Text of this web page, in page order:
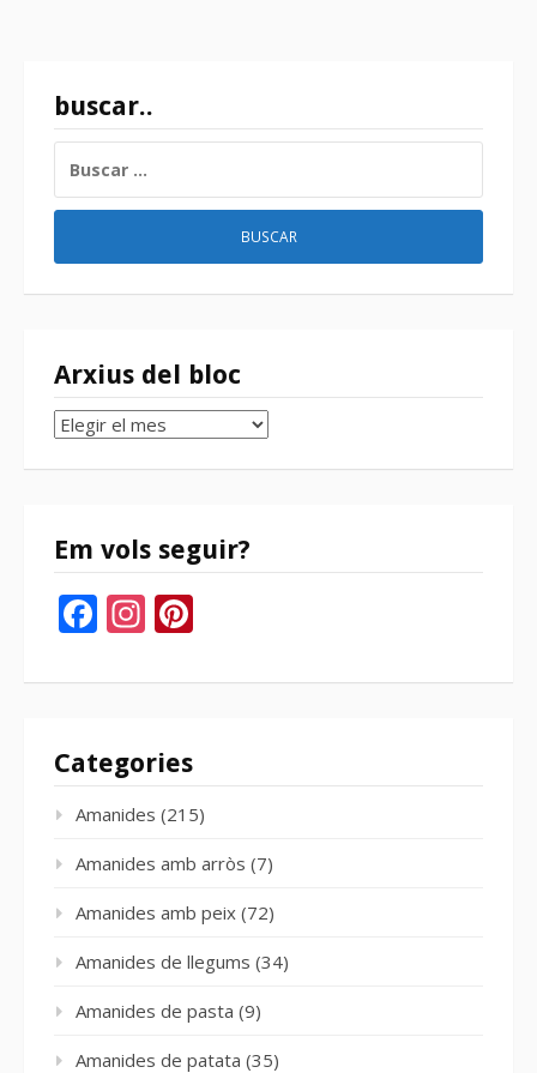
buscar..
Arxius del bloc
Arxius
bloc
Em vols seguir?
Facebook
Instagram
Categories
Amanides (215)
Amanides amb arròs (7)
Amanides amb peix (72)
Amanides de llegums (34)
Amanides de pasta (9)
Amanides de patata (35)